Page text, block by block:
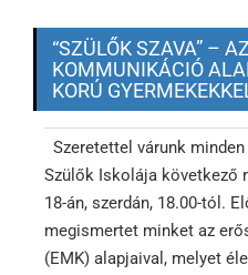
“SZÜLŐK SZAVA” –
KOMMUNIKÁCIÓ
KORÚ
Szeretettel várunk
Szülők Iskolája következő
18-án, szerdán, 18.00-tól.
megismertet minket az
(EMK) alapjaival, melyet